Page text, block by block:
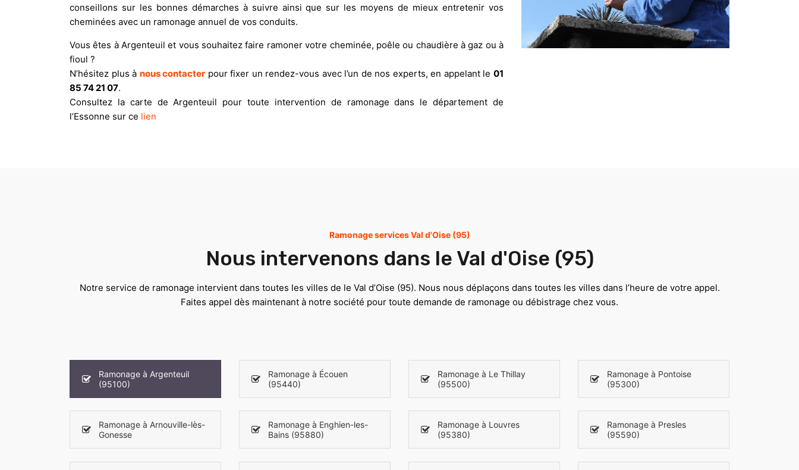
conseillons sur les bonnes démarches à suivre ainsi que sur les moyens de mieux entretenir vos
cheminées avec un ramonage annuel de vos conduits.
Vous êtes à Argenteuil et vous souhaitez faire ramoner votre cheminée, poêle ou chaudière à gaz ou à
fioul ?
N’hésitez plus à nous contacter pour fixer un rendez-vous avec l’un de nos experts, en appelant le01
85 74 21 07.
Consultez la carte de Argenteuil pour toute intervention de ramonage dans le département de
l’Essonne sur ce lien
Ramonage services Val d'Oise (95)
Nous intervenons dans le Val d'Oise (95)
Notre service de ramonage intervient dans toutes les villes de le Val d’Oise (95). Nous nous déplaçons dans toutes les villes dans l’heure de votre appel.
Faites appel dès maintenant à notre société pour toute demande de ramonage ou débistrage chez vous.
Ramonage à Argenteuil
(95100)
Ramonage à Arnouville-lès-
Gonesse
Ramonage à Écouen
(95440)
Ramonage à Enghien-les-
Bains (95880)
Ramonage à Le Thillay
(95500)
Ramonage à Louvres
(95380)
Ramonage à Pontoise
(95300)
Ramonage à Presles
(95590)